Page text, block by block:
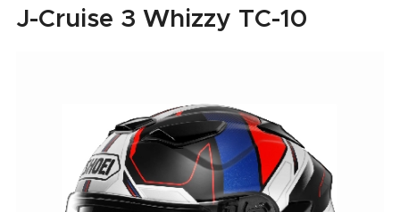
J-Cruise 3 Whizzy TC-10